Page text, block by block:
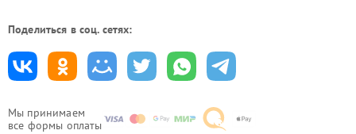
Мы принимаем
все формы оплаты
Поделиться в соц. сетях: